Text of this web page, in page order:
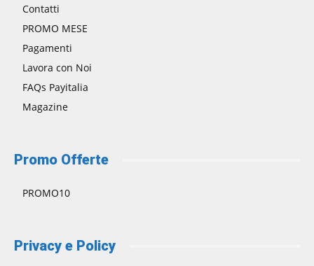
Contatti
PROMO MESE
Pagamenti
Lavora con Noi
FAQs Payitalia
Magazine
Promo Offerte
PROMO10
Privacy e Policy